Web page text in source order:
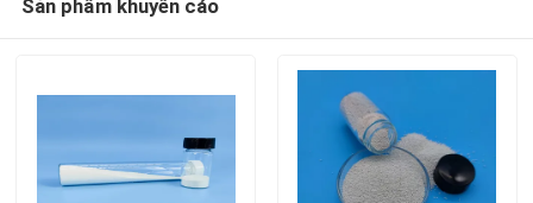
Sản phẩm khuyến cáo